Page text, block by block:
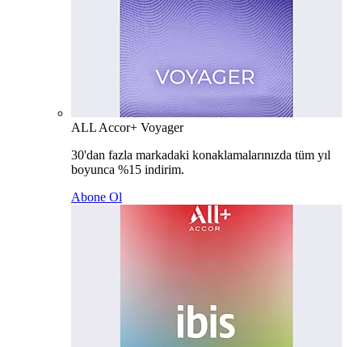
ALL Accor+ Voyager
30'dan fazla markadaki konaklamalarınızda tüm yıl
boyunca %15 indirim.
Abone Ol